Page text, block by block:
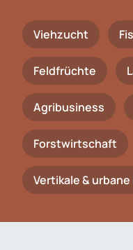
Viehzucht
Feldfrüchte
Agribusiness
Forstwirtschaft
Vertikale &